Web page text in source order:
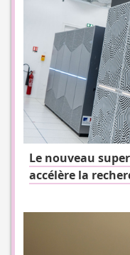
Le nouveau
accélère la